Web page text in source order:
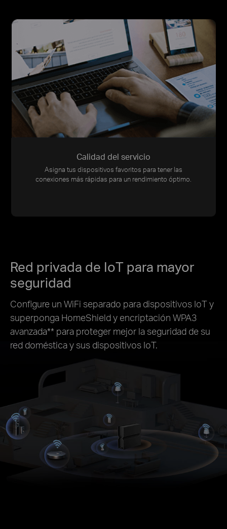
Calidad del servicio
Asigna tus dispositivos favoritos para tener las
conexiones más rápidas para un rendimiento óptimo.
Red privada de IoT para mayor
seguridad
Configure un WiFi separado para dispositivos IoT y
superponga HomeShield y encriptación WPA3
avanzada** para proteger mejor la seguridad de su
red doméstica y sus dispositivos IoT.